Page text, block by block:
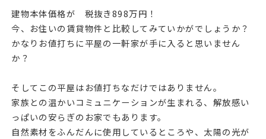
建物本体価格が 税抜き898万円！
今、お住いの賃貸物件と比較してみていかがでしょうか？
かなりお値打ちに平屋の一軒家が手に入ると思いません
か？
そしてこの平屋はお値打ちなだけではありません。
家族との温かいコミュニケーションが生まれる、解放感い
っぱいの安らぎのお家でもあります。
自然素材をふんだんに使用しているところや、太陽の光が